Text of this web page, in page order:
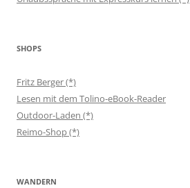
SHOPS
Fritz Berger (*)
Lesen mit dem Tolino-eBook-Reader
Outdoor-Laden (*)
Reimo-Shop (*)
WANDERN